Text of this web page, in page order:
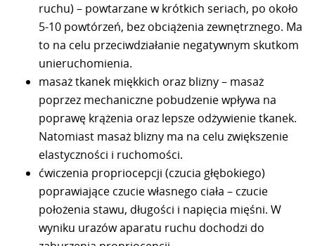
ruchu) – powtarzane w krótkich seriach, po około
5-10 powtórzeń, bez obciążenia zewnętrznego. Ma
to na celu przeciwdziałanie negatywnym skutkom
unieruchomienia.
masaż tkanek miękkich oraz blizny – masaż
poprzez mechaniczne pobudzenie wpływa na
poprawę krążenia oraz lepsze odżywienie tkanek.
Natomiast masaż blizny ma na celu zwiększenie
elastyczności i ruchomości.
ćwiczenia propriocepcji (czucia głębokiego)
poprawiające czucie własnego ciała – czucie
położenia stawu, długości i napięcia mięśni. W
wyniku urazów aparatu ruchu dochodzi do